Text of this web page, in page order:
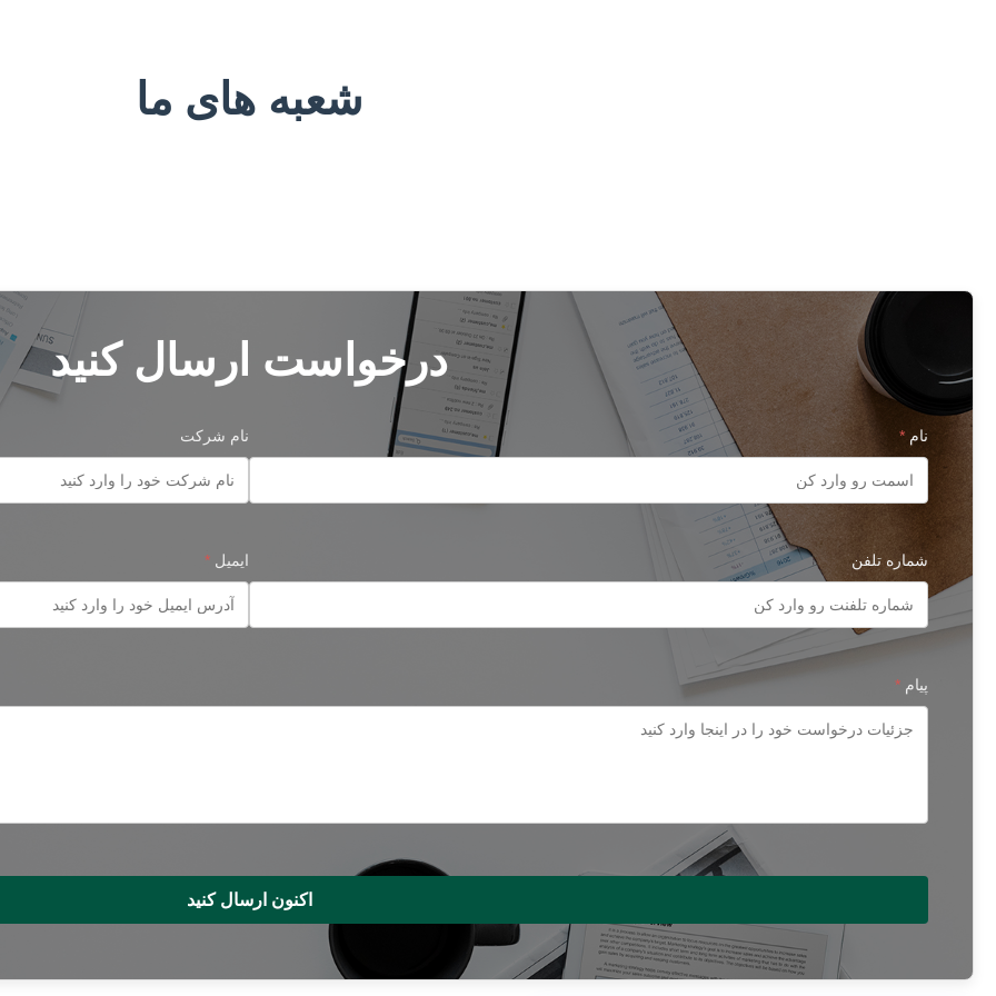
شعبه های ما
درخواست ارسال کنید
نام * نام شرکت
شماره تلفن ایمیل *
پیام *
اکنون ارسال کنید